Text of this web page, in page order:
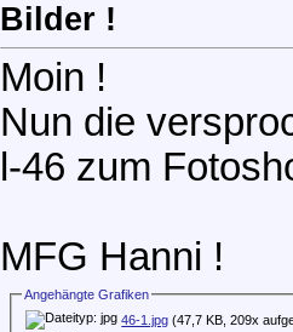
Bilder !
Moin !
Nun die
l-46 zum
MFG Hanni !
Angehängte Grafiken
46-1.jpg (47,7 KB, 209x